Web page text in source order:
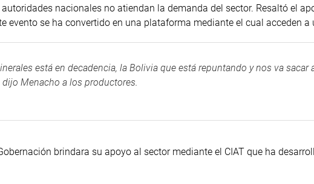
nacionales no atiendan la demanda del sector. Resaltó el
evento se ha convertido en una plataforma mediante el cual acceden
está en decadencia, la Bolivia que está repuntando y nos va sacar
dijo Menacho a los productores.
brindara su apoyo al sector mediante el CIAT que ha